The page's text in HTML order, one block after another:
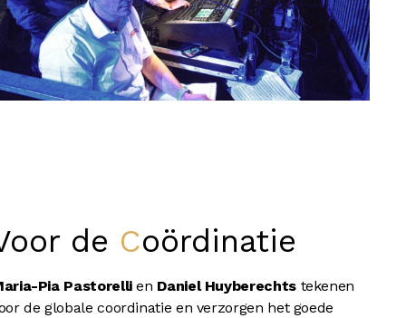
de Coördinatie
Pia Pastorellien Daniel Huyberechtstekenen
de globale coordinatie en verzorgen het goede